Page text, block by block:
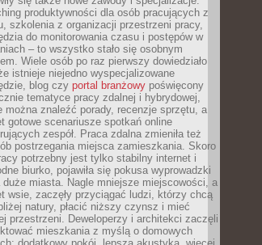
produktywności dla osób pracujących z
szkolenia z organizacji przestrzeni pracy,
do monitorowania czasu i postępów w
– to wszystko stało się osobnym
Wiele osób po raz pierwszy dowiedziało
istnieje niejedno wyspecjalizowane
blog czy portal branżowy poświęcony
tematyce pracy zdalnej i hybrydowej,
można znaleźć porady, recenzje sprzętu, a
gotowe scenariusze spotkań online
zespół. Praca zdalna zmieniła też
postrzegania miejsca zamieszkania. Skoro
potrzebny jest tylko stabilny internet i
biurko, pojawiła się pokusa wyprowadzki
duże miasta. Nagle mniejsze miejscowości, a
wsie, zaczęły przyciągać ludzi, którzy chcą
natury, płacić niższy czynsz i mieć
przestrzeni. Deweloperzy i architekci zaczęli
mieszkania z myślą o domowych